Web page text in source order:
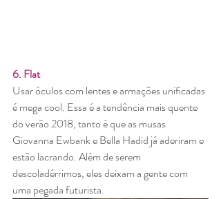
6. Flat
Usar óculos com lentes e armações unificadas
é mega cool. Essa é a tendência mais quente
do verão 2018, tanto é que as musas
Giovanna Ewbank e Bella Hadid já aderiram e
estão lacrando. Além de serem
descoladérrimos, eles deixam a gente com
uma pegada futurista.